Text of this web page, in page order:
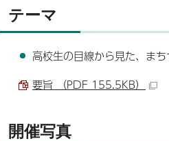
テーマ
高校生の目線から見た、ま
要旨 （PDF 155.5KB）
開催写真